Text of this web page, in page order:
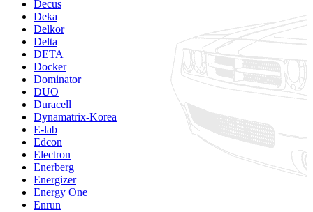
Decus
Deka
Delkor
Delta
DETA
Docker
Dominator
DUO
Duracell
Dynamatrix-Korea
E-lab
Edcon
Electron
Enerberg
Energizer
Energy One
Enrun